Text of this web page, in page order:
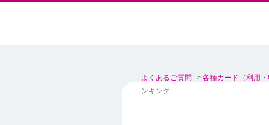
よくあるご質問 > 各種カード（利用・
ンキング